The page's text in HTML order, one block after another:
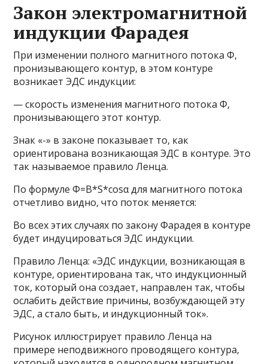
Закон электромагнитной
индукции Фарадея
При изменении полного магнитного потока Ф,
пронизывающего контур, в этом контуре
возникает ЭДС индукции:
— скорость изменения магнитного потока Ф,
пронизывающего этот контур.
Знак «-» в законе показывает то, как
ориентирована возникающая ЭДС в контуре. Это
так называемое правило Ленца.
По формуле Ф=B*S*cosα для магнитного потока
отчетливо видно, что поток меняется:
Во всех этих случаях по закону Фарадея в контуре
будет индуцироваться ЭДС индукции.
Правило Ленца: «ЭДС индукции, возникающая в
контуре, ориентирована так, что индукционный
ток, который она создает, направлен так, чтобы
ослабить действие причины, возбуждающей эту
ЭДС, а стало быть, и индукционный ток».
Рисунок иллюстрирует правило Ленца на
примере неподвижного проводящего контура,